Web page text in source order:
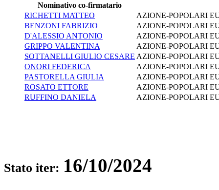
Nominativo co-firmatario
RICHETTI MATTEO
AZIONE-POPOLARI
BENZONI FABRIZIO
AZIONE-POPOLARI
D'ALESSIO ANTONIO
AZIONE-POPOLARI
GRIPPO VALENTINA
AZIONE-POPOLARI
SOTTANELLI GIULIO CESARE AZIONE-POPOLARI
ONORI FEDERICA
AZIONE-POPOLARI
PASTORELLA GIULIA
AZIONE-POPOLARI
ROSATO ETTORE
AZIONE-POPOLARI
RUFFINO DANIELA
AZIONE-POPOLARI
Stato iter: 16/10/2024